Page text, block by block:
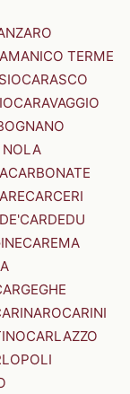
TERME
CARASCO
CARAVAGGIO
NOLA
CARBONATE
CARCERI
CARDEDU
CAREMA
CARINI
CARLAZZO